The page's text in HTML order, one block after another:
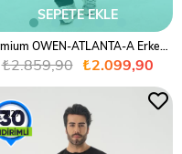
SEPETE EKLE
₺2.099,90
₺2.859,90
%27